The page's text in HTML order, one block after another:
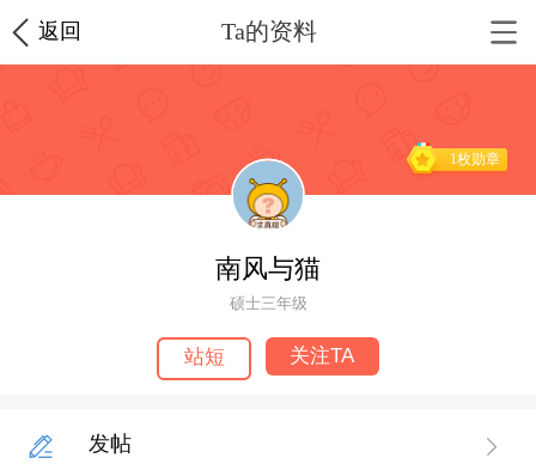
返回 Ta的资料
1枚勋章
南风与猫
硕士三年级
站短 关注TA
发帖